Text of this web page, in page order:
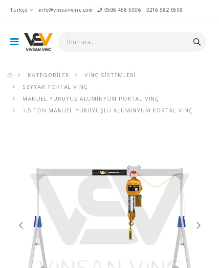
Türkçe info@vinsanvinc.com 0506 458 5006- 0216 582 0508
KATEGORILER
VINÇ SISTEMLERI
SEYYAR PORTAL VINÇ
MANUEL YÜRÜYÜŞ ALÜMINYUM PORTAL VINÇ
1,5 TON MANUEL YÜRÜYÜŞLÜ ALÜMINYUM PORTAL VINÇ